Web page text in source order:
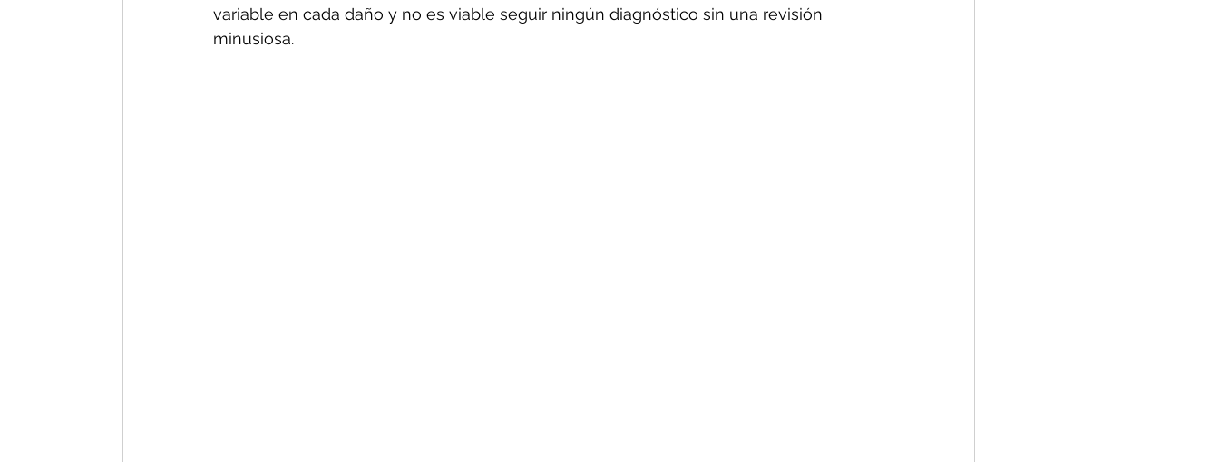
variable en cada daño y no es viable seguir ningún diagnóstico sin una revisión
minusiosa.